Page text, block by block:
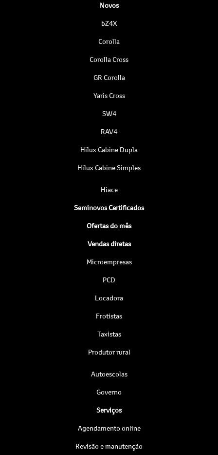
Novos
bZ4X
Corolla
Corolla Cross
GR Corolla
Yaris Cross
SW4
RAV4
Hilux Cabine Dupla
Hilux Cabine Simples
Hiace
Seminovos Certificados
Ofertas do mês
Vendas diretas
Microempresas
PCD
Locadora
Frotistas
Taxistas
Produtor rural
Autoescolas
Governo
Serviços
Agendamento online
Revisão e manutenção